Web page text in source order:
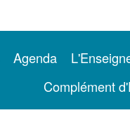
Agenda
Complément